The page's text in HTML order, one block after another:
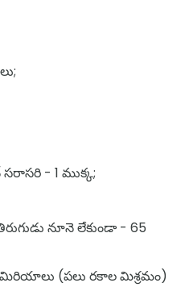
- 1 ముక్క;
నూనె లేకుండా - 65
(పలు రకాల మిశ్రమం)